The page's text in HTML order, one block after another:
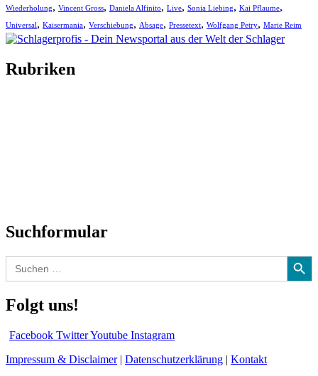
Wiederholung, Vincent Gross, Daniela Alfinito, Live, Sonia Liebing, Kai Pflaume,
Universal, Kaisermania, Verschiebung, Absage, Pressetext, Wolfgang Petry, Marie Reim
Rubriken
Suchformular
Search
for:
Search Button
Folgt uns!
Facebook TwitterYoutube Instagram
Impressum & Disclaimer| Datenschutzerklärung | Kontakt